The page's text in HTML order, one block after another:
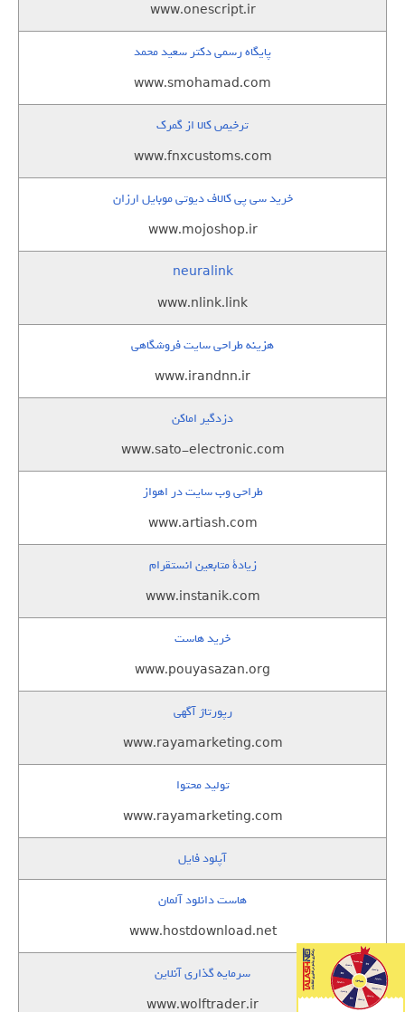
www.onescript.ir
پایگاه رسمی دکتر سعید محمد
www.smohamad.com
ترخیص کالا از گمرک
www.fnxcustoms.com
خرید سی پی کالاف دیوتی موبایل ارزان
www.mojoshop.ir
neuralink
www.nlink.link
هزینه طراحی سایت فروشگاهی
www.irandnn.ir
دزدگیر اماکن
www.sato-electronic.com
طراحی وب سایت در اهواز
www.artiash.com
زيادة متابعين انستقرام
www.instanik.com
خرید هاست
www.pouyasazan.org
رپورتاژ آگهی
www.rayamarketing.com
تولید محتوا
www.rayamarketing.com
آپلود فایل
هاست دانلود آلمان
www.hostdownload.net
سرمایه گذاری آنلاین
www.wolftrader.ir